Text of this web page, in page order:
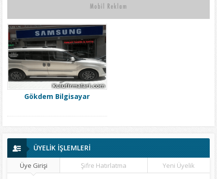
Gökdem Bilgisayar
ÜYELİK İŞLEMLERİ
Üye Girişi Şifre Hatırlatma Yeni Üyelik